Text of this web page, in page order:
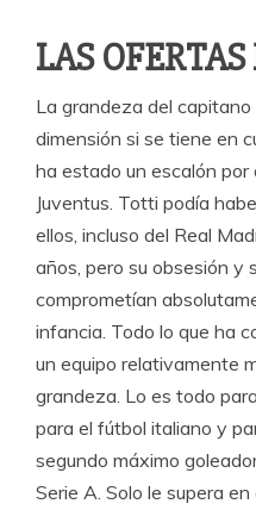
LAS
La grandeza del
dimensión si se tiene en
ha estado un escalón por
Juventus. Totti podía
ellos, incluso del Real
años, pero su obsesión y
comprometían
infancia. Todo lo que ha
un equipo relativamente
grandeza. Lo es todo
para el fútbol italiano y
segundo máximo
Serie A. Solo le supera